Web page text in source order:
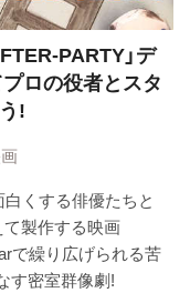
PARTY」デ
ロの役者とスタ
!
くする俳優たちと
製作する映画
で繰り広げられる苦
す密室群像劇!